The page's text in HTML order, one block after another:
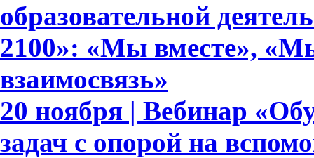
образовательной
2100»: «Мы вместе»,
взаимосвязь»
20 ноября | Вебинар
задач с опорой на